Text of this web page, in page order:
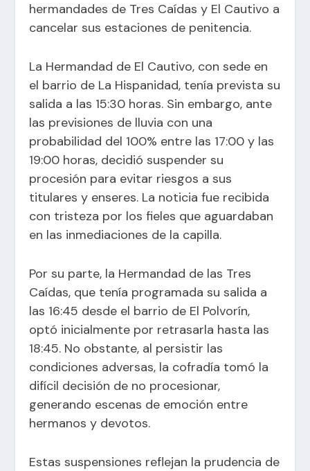
hermandades de Tres Caídas y El Cautivo a
cancelar sus estaciones de penitencia.​
La Hermandad de El Cautivo, con sede en
el barrio de La Hispanidad, tenía prevista su
salida a las 15:30 horas. Sin embargo, ante
las previsiones de lluvia con una
probabilidad del 100% entre las 17:00 y las
19:00 horas, decidió suspender su
procesión para evitar riesgos a sus
titulares y enseres. La noticia fue recibida
con tristeza por los fieles que aguardaban
en las inmediaciones de la capilla.
Por su parte, la Hermandad de las Tres
Caídas, que tenía programada su salida a
las 16:45 desde el barrio de El Polvorín,
optó inicialmente por retrasarla hasta las
18:45. No obstante, al persistir las
condiciones adversas, la cofradía tomó la
difícil decisión de no procesionar,
generando escenas de emoción entre
hermanos y devotos. ​
Estas suspensiones reflejan la prudencia de